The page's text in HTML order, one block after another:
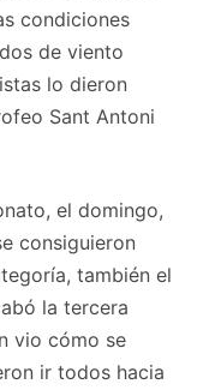
condiciones
de viento
lo dieron
Sant Antoni
el domingo,
consiguieron
también el
la tercera
vio cómo se
ir todos hacia